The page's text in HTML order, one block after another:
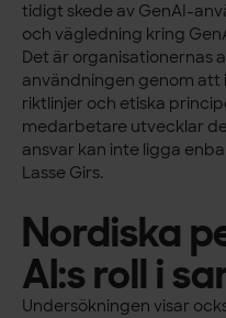
tidigt skede av GenAI-
och vägledning kring
Det är organisationernas
användningen genom att
riktlinjer och etiska
medarbetare utvecklar
ansvar kan inte ligga
Lasse Girs.
Nordiska
AI:s roll i
Undersökningen visar